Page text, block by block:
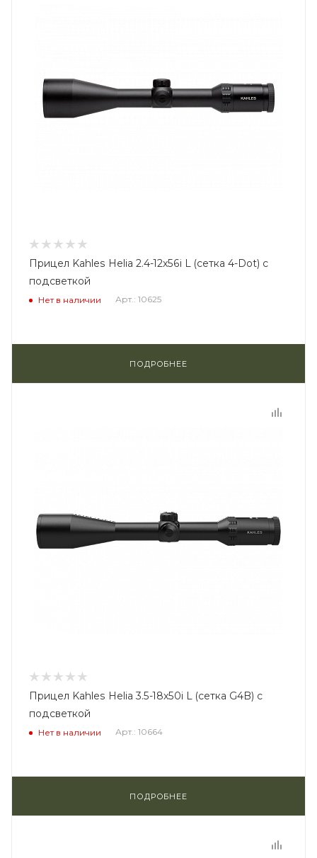
Прицел Kahles Helia 2.4-12x56i L (сетка 4-Dot) с
подсветкой
Нет в наличии Арт.: 10625
ПОДРОБНЕЕ
Прицел Kahles Helia 3.5-18x50i L (сетка G4B) с
подсветкой
Нет в наличии Арт.: 10664
ПОДРОБНЕЕ